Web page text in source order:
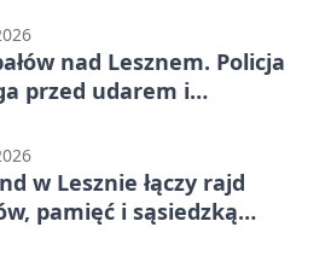
nad Lesznem. Policja
przed udarem i
w Lesznie łączy rajd
pamięć i sąsiedzką